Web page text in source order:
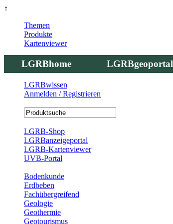
↑
LGRBhome LGRBgeoportal
Themen
Produkte
Kartenviewer
LGRBwissen
Anmelden / Registrieren
LGRB-Shop
LGRBanzeigeportal
LGRB-Kartenviewer
UVB-Portal
Bodenkunde
Erdbeben
Fachübergreifend
Geologie
Geothermie
Geotourismus